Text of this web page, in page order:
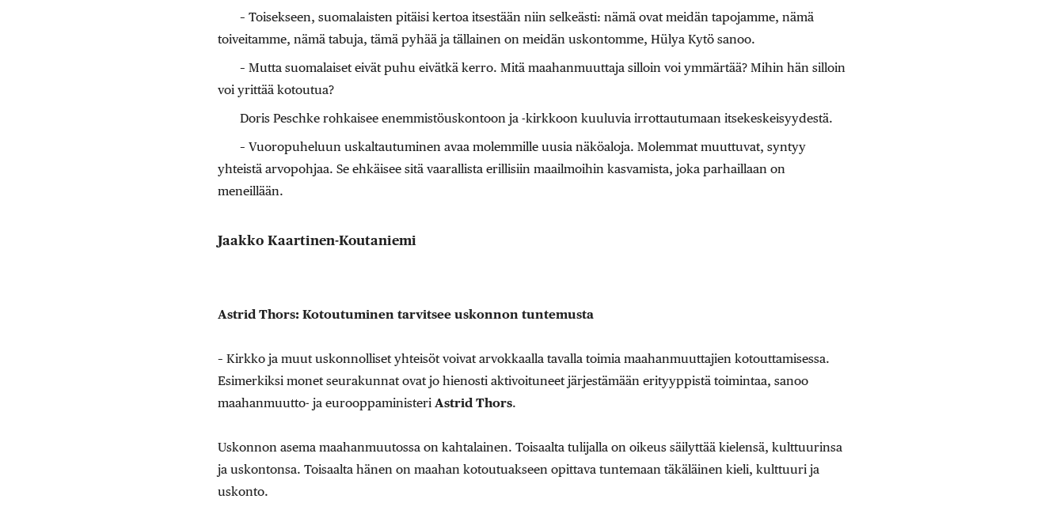
– Toisekseen, suomalaisten pitäisi kertoa itsestään niin selkeästi: nämä ovat meidän tapojamme, nämä
toiveitamme, nämä tabuja, tämä pyhää ja tällainen on meidän uskontomme, Hülya Kytö sanoo.
– Mutta suomalaiset eivät puhu eivätkä kerro. Mitä maahanmuuttaja silloin voi ymmärtää? Mihin hän silloin
voi yrittää kotoutua?
Doris Peschke rohkaisee enemmistöuskontoon ja -kirkkoon kuuluvia irrottautumaan itsekeskeisyydestä.
– Vuoropuheluun uskaltautuminen avaa molemmille uusia näköaloja. Molemmat muuttuvat, syntyy
yhteistä arvopohjaa. Se ehkäisee sitä vaarallista erillisiin maailmoihin kasvamista, joka parhaillaan on
meneillään.
Jaakko Kaartinen-Koutaniemi
Astrid Thors: Kotoutuminen tarvitsee uskonnon tuntemusta
– Kirkko ja muut uskonnolliset yhteisöt voivat arvokkaalla tavalla toimia maahanmuuttajien kotouttamisessa.
Esimerkiksi monet seurakunnat ovat jo hienosti aktivoituneet järjestämään erityyppistä toimintaa, sanoo
maahanmuutto- ja eurooppaministeri Astrid Thors.
Uskonnon asema maahanmuutossa on kahtalainen. Toisaalta tulijalla on oikeus säilyttää kielensä, kulttuurinsa
ja uskontonsa. Toisaalta hänen on maahan kotoutuakseen opittava tuntemaan täkäläinen kieli, kulttuuri ja
uskonto.